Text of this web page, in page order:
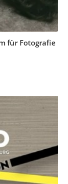
für Fotografie